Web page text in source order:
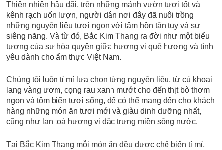
Thiên nhiên hậu đãi, trên những mảnh vườn tươi tốt và
kênh rạch uốn lượn, người dân nơi đây đã nuôi trồng
những nguyên liệu tươi ngon với tâm hồn tận tuỵ và sự
siêng năng. Và từ đó, Bắc Kim Thang ra đời như một biểu
tượng của sự hòa quyện giữa hương vị quê hương và tình
yêu dành cho ẩm thực Việt Nam.
Chúng tôi luôn tỉ mỉ lựa chọn từng nguyên liệu, từ củ khoai
lang vàng ươm, cọng rau xanh mướt cho đến thịt bò thơm
ngon và tôm biển tươi sống, để có thể mang đến cho khách
hàng những món ăn tươi mới và giàu dinh dưỡng nhất,
cũng như lan toả hương vị đặc trưng miền sông nước.
Tại Bắc Kim Thang mỗi món ăn đều được chế biến tỉ mỉ,